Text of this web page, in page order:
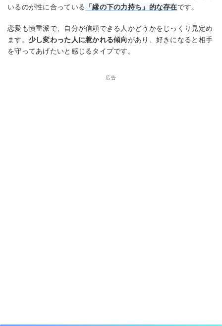
いるのが性に合っている
「縁の下の力持ち」的な存在です。
恋愛も慎重派で、自分が信頼できる人かどうかをじっくり見定め
ます。 少し変わった人に惹かれる傾向があり、好きになると相手
を守ってあげたいと感じるタイプです。
広告